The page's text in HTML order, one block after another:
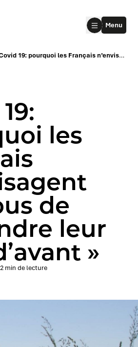
Menu
Covid 19: pourquoi les Français n’envisagent pas tous de reprendre leur « vie d’avant »
les
de
leur
»
2 min de lecture